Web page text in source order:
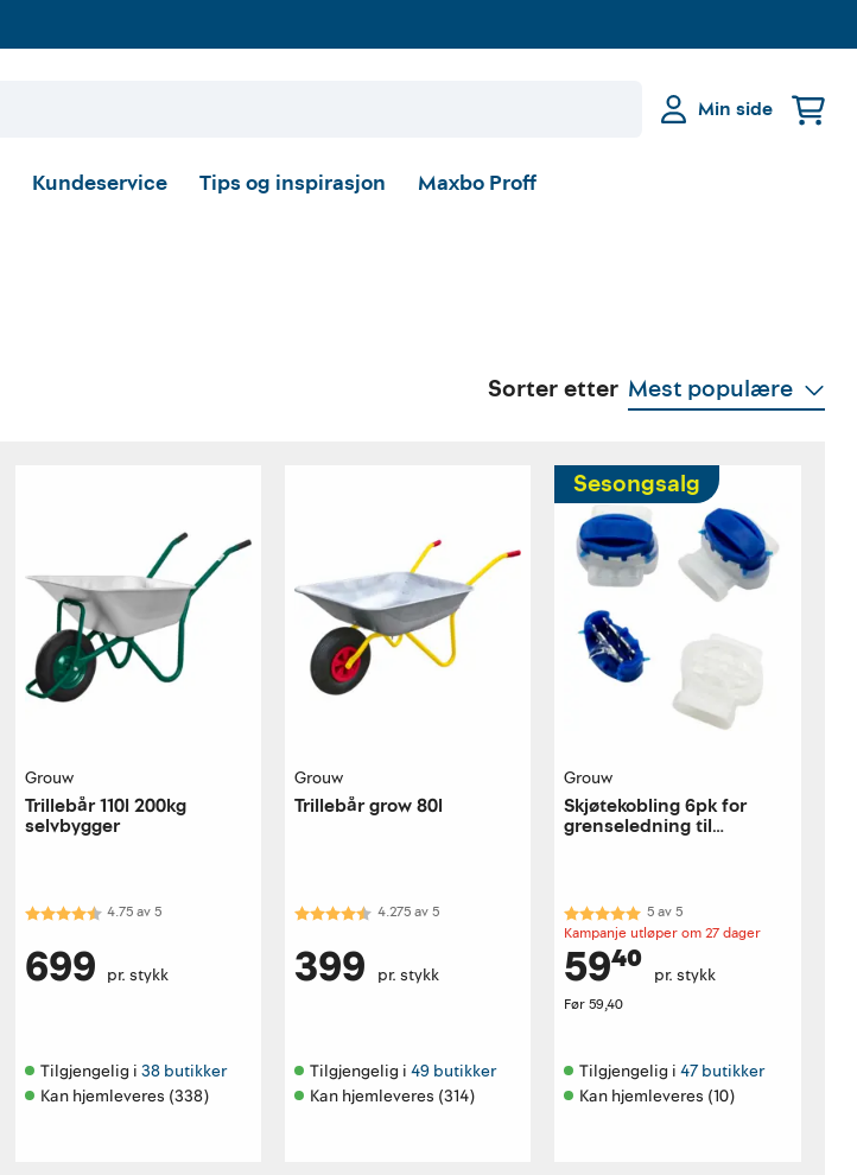
Min side
Kundeservice Tips og inspirasjon Maxbo Proff
Sorter etter Mest populære
Grouw
Trillebår 110l 200kg
selvbygger
Karakter:4.8 av 5 mulige
4.75av5
699 pr. stykk
Tilgjengelig i 38 butikker
Kan hjemleveres (338)
Grouw
Trillebår grow 80l
Karakter:4.3 av 5 mulige
4.275av5
399 pr. stykk
Tilgjengelig i 49 butikker
Kan hjemleveres (314)
Sesongsalg
Grouw
Skjøtekobling 6pk for
grenseledning til
Karakter:5.0 av 5 mulige
5av5
Kampanje utløper om 27 dager
59⁴⁰ pr. stykk
Før 59,40
Tilgjengelig i 47 butikker
Kan hjemleveres (10)